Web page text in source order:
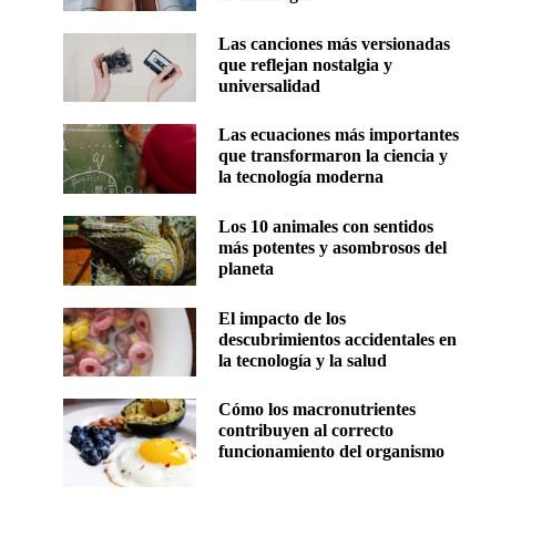
Las canciones más versionadas
que reflejan nostalgia y
universalidad
Las ecuaciones más importantes
que transformaron la ciencia y
la tecnología moderna
Los 10 animales con sentidos
más potentes y asombrosos del
planeta
El impacto de los
descubrimientos accidentales en
la tecnología y la salud
Cómo los macronutrientes
contribuyen al correcto
funcionamiento del organismo